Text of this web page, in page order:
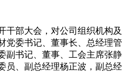
部大会，对公司组织机构及
党委书记、董事长、总经理管
副书记、董事、工会主席张静
员、副总经理杨正波，副总经